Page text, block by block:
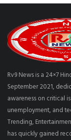
Rv9 News is a 24×7
September 2021,
awareness on critical
unemployment, and
Trending,
has quickly gained